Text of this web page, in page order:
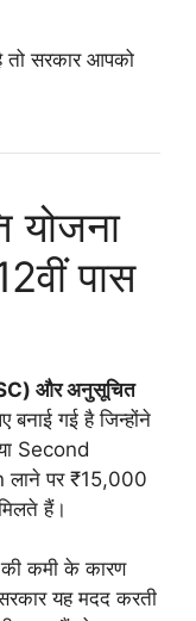
तो सरकार आपको
योजना
पास
और अनुसूचित
बनाई गई है जिन्होंने
Second
लाने पर ₹15,000
हैं।
कमी के कारण
यह मदद करती